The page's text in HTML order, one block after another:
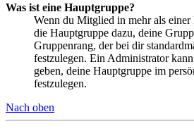
Was ist eine Hauptgruppe?
Wenn du Mitglied in mehr als
die Hauptgruppe dazu, deine
Gruppenrang, der bei dir
festzulegen. Ein Administrator
geben, deine Hauptgruppe im
festzulegen.
Nach oben